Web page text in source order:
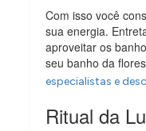
Com isso você
sua energia.
aproveitar os
seu banho da
especialistas e
Ritual da